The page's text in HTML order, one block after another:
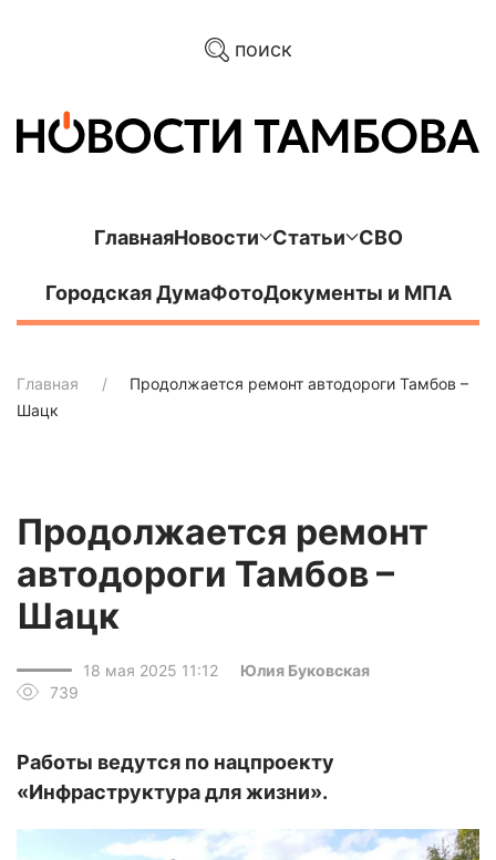
поиск
ГлавнаяНовости Статьи СВО
Городская ДумаФотоДокументы и МПА
Главная
Продолжается ремонт автодороги Тамбов –
Шацк
Продолжается ремонт
автодороги Тамбов –
Шацк
18 мая 2025 11:12
Юлия Буковская
739
Работы ведутся по нацпроекту
«Инфраструктура для жизни».